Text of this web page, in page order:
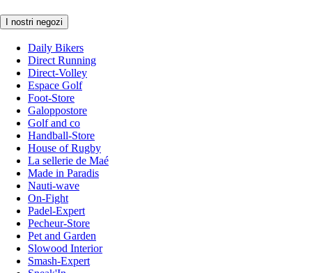
I nostri negozi
Daily Bikers
Direct Running
Direct-Volley
Espace Golf
Foot-Store
Galoppostore
Golf and co
Handball-Store
House of Rugby
La sellerie de Maé
Made in Paradis
Nauti-wave
On-Fight
Padel-Expert
Pecheur-Store
Pet and Garden
Slowood Interior
Smash-Expert